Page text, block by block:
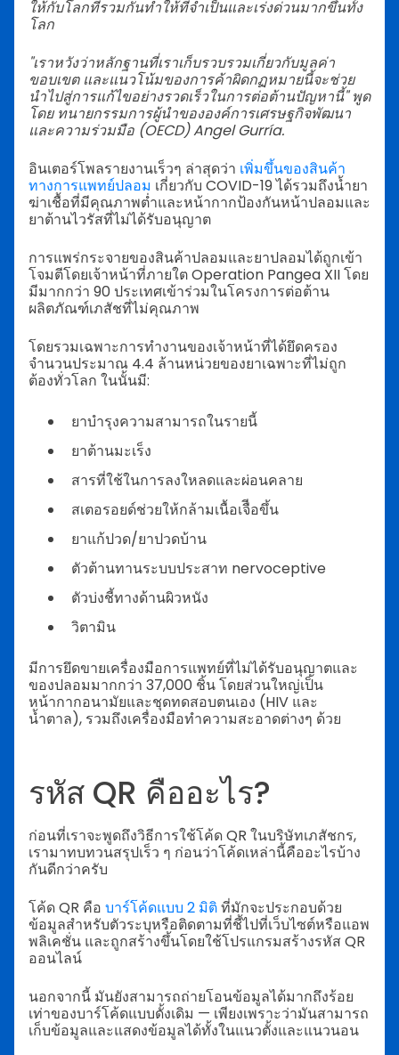
ให้กับโลกที่รวมกันทำให้ที่จำเป็นและเร่งด่วนมากขึ้นทั้ง
โลก
"เราหวังว่าหลักฐานที่เราเก็บรวบรวมเกี่ยวกับมูลค่า
ขอบเขต และแนวโน้มของการค้าผิดกฏหมายนี้จะช่วย
นำไปสู่การแก้ไขอย่างรวดเร็วในการต่อต้านปัญหานี้" พูด
โดย ทนายกรรมการผู้นำขององค์การเศรษฐกิจพัฒนา
และความร่วมมือ (OECD) Angel Gurría.
อินเตอร์โพลรายงานเร็วๆ ล่าสุดว่า เพิ่มขึ้นของสินค้า
ทางการแพทย์ปลอม เกี่ยวกับ COVID-19 ได้รวมถึงน้ำยา
ฆ่าเชื้อที่มีคุณภาพต่ำและหน้ากากป้องกันหน้าปลอมและ
ยาต้านไวรัสที่ไม่ได้รับอนุญาต
การแพร่กระจายของสินค้าปลอมและยาปลอมได้ถูกเข้า
โจมตีโดยเจ้าหน้าที่ภายใต Operation Pangea XII โดย
มีมากกว่า 90 ประเทศเข้าร่วมในโครงการต่อต้าน
ผลิตภัณฑ์เภสัชที่ไม่คุณภาพ
โดยรวมเฉพาะการทำงานของเจ้าหน้าที่ได้ยึดครอง
จำนวนประมาณ 4.4 ล้านหน่วยของยาเฉพาะที่ไม่ถูก
ต้องทั่วโลก ในนั้นมี:
ยาบำรุงความสามารถในรายนี้
ยาต้านมะเร็ง
สารที่ใช้ในการลงใหลดและผ่อนคลาย
สเตอรอยด์ช่วยให้กล้ามเนื้อเจืีอขึ้น
ยาแก้ปวด/ยาปวดบ้าน
ตัวต้านทานระบบประสาท nervoceptive
ตัวบ่งชี้ทางด้านผิวหนัง
วิตามิน
มีการยึดขายเครื่องมือการแพทย์ที่ไม่ได้รับอนุญาตและ
ของปลอมมากกว่า 37,000 ชิ้น โดยส่วนใหญ่เป็น
หน้ากากอนามัยและชุดทดสอบตนเอง (HIV และ
น้ำตาล), รวมถึงเครื่องมือทำความสะอาดต่างๆ ด้วย
รหัส QR คืออะไร?
ก่อนที่เราจะพูดถึงวิธีการใช้โค้ด QR ในบริษัทเภสัชกร,
เรามาทบทวนสรุปเร็ว ๆ ก่อนว่าโค้ดเหล่านี้คืออะไรบ้าง
กันดีกว่าครับ
โค้ด QR คือ บาร์โค้ดแบบ 2 มิติที่มักจะประกอบด้วย
ข้อมูลสำหรับตัวระบุหรือติดตามที่ชี้ไปที่เว็บไซต์หรือแอพ
พลิเคชั่น และถูกสร้างขึ้นโดยใช้โปรแกรมสร้างรหัส QR
ออนไลน์
นอกจากนี้ มันยังสามารถถ่ายโอนข้อมูลได้มากถึงร้อย
เท่าของบาร์โค้ดแบบดั้งเดิม — เพียงเพราะว่ามันสามารถ
เก็บข้อมูลและแสดงข้อมูลได้ทั้งในแนวตั้งและแนวนอน